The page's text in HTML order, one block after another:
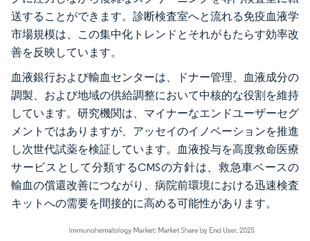
送することができます。診断検査室へと流れる免疫血液学
市場規模は、この集中化トレンドとそれがもたらす効率改
善を反映しています。
血液銀行および輸血センターは、ドナー管理、血液成分の
調製、および地域の供給調整において中核的な役割を維持
しています。研究機関は、マイナーなエンドユーザーセグ
メントではありますが、アッセイのイノベーションを推進
し次世代試薬を検証しています。血液投与を高度救命医療
サービスとして分類するCMSの方針は、救急車ベースの
輸血の償還改善につながり、病院前環境における迅速検査
キットへの需要を間接的に高める可能性があります。